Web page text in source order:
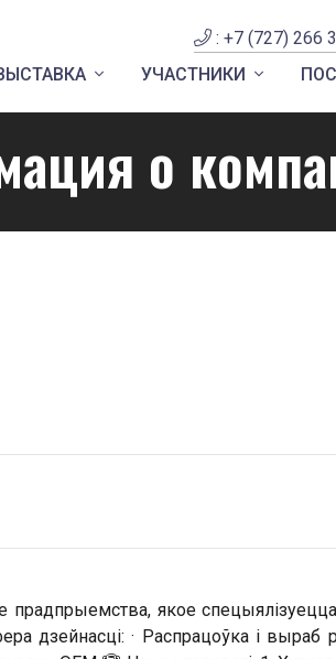
: +7 (727) 266
УЧАСТНИКИ
о
прадпрыемства, якое
дзейнасці: · Распрацоўка і